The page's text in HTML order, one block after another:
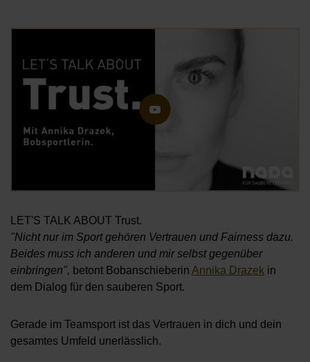
LET'S TALK ABOUT Trust.
"Nicht nur im Sport gehören Vertrauen und Fairness dazu.
Beides muss ich anderen und mir selbst gegenüber
einbringen", betont Bobanschieberin Annika Drazek in
dem Dialog für den sauberen Sport.
Gerade im Teamsport ist das Vertrauen in dich und dein
gesamtes Umfeld unerlässlich.